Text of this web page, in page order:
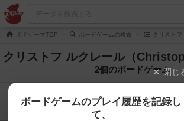
ボドゲーマTOP ボードゲームの検索 クリスト
クリストフ ルクレール（
2個のボードゲーム
検索メニュー
閉じ
ボードゲームのプレイ履歴を記録し
て、